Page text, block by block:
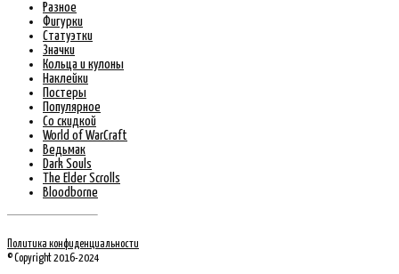
Разное
Фигурки
Статуэтки
Значки
Кольца и кулоны
Наклейки
Постеры
Популярное
Со скидкой
World of WarCraft
Ведьмак
Dark Souls
The Elder Scrolls
Bloodborne
Политика конфиденциальности
© Copyright 2016-2024